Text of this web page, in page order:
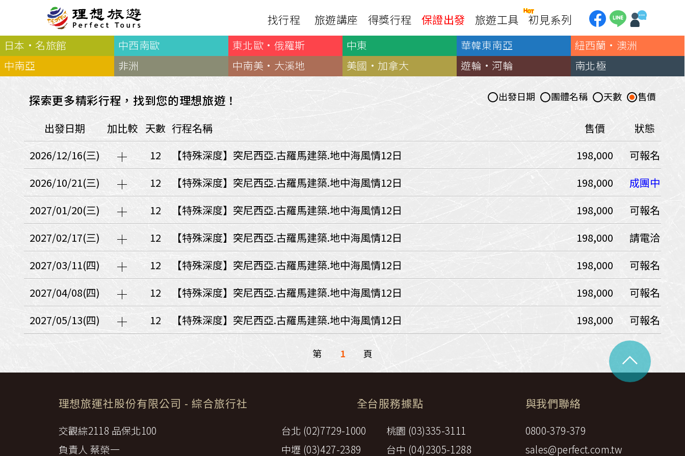
找行程
北歐
羅浮敦群島
芬蘭
瑞典 丹麥
冰島
法羅群島
格陵蘭島
東歐
１６湖國家公園
巴爾幹半島
波蘭‧波羅的海
保加利亞‧羅馬尼亞
捷克
波蘭
匈牙利
斯洛維尼亞
波士尼亞赫塞哥維納
俄羅斯聯邦
西南歐
荷蘭國王節
英愛軍樂節
義大利
西西里島
西班牙
葡萄牙
德國
奧地利
荷蘭
法國 瑞士
英國
愛爾蘭
經典日本
奧入瀨溪
南紀熊野古道
廣島‧四國
北陸
日本名旅館
🍁北海道
🍁新潟‧谷川
🍁四國山陽
🍁伊豆‧演歌天后演唱會
❄️札幌雪祭
🧧山口縣
日本頂級飛鳥-花火節
日本環航
中國
北疆 青藏鐵路
韓國
首爾‧華城
楓紅雪嶽南怡島
非洲
中非９國
西非１８國
馬達加斯加
模里西斯
肯亞
納米比亞
利比亞
摩洛哥
埃及
突尼西亞
中南亞
中亞５國
印度
斯里蘭卡
不丹‧大吉嶺‧喀什米爾
中東
海灣５國
土耳其
沙烏地阿拉伯
阿曼
卡達
大溪地
加東賞楓
加西大環線
美西國家公園
巴西嘉年華
天空之鏡-玻利維亞
兩極會
阿拉斯加
大洋遊輪
迪士尼遊輪
旅遊講座 得獎行程 保證出發 旅遊工具
服務Plus+
會員專區
優惠券回饋
量身訂做
訂單查詢付款
聯絡我們
觀光局Taiwan
表單下載
旅客服務確認單
傳真刷卡單
郵輪國外旅遊定型化契約
國內旅遊定型化契約
出國資訊
護照申辦
各國電壓
駐台觀光單位
國外旅遊警示
銀行優惠
第一銀行刷卡回饋
聯邦銀行刷卡回饋
國泰世華刷卡回饋
中國信託3期/6期
初見系列
日本·名旅館 中西南歐 東北歐·俄羅斯 中東 華韓東南亞
紐西蘭·澳洲
中南亞
非洲 中南美·大溪地 美國·加拿大 遊輪·河輪 南北極
探索更多精彩行程，找到您的理想旅遊！ 售價
天數
團體名稱
出發日期
出發日期 加比較 天數 行程名稱 售價
狀態
2026/12/16(三)
12 可報名
【特殊深度】突尼西亞.古羅馬建築.地中海風情12日
198,000
2026/10/21(三)
12 成團中
【特殊深度】突尼西亞.古羅馬建築.地中海風情12日
198,000
2027/01/20(三)
12 可報名
【特殊深度】突尼西亞.古羅馬建築.地中海風情12日
198,000
2027/02/17(三)
12 請電洽
【特殊深度】突尼西亞.古羅馬建築.地中海風情12日
198,000
2027/03/11(四)
12 可報名
【特殊深度】突尼西亞.古羅馬建築.地中海風情12日
198,000
2027/04/08(四)
12 可報名
【特殊深度】突尼西亞.古羅馬建築.地中海風情12日
198,000
2027/05/13(四)
12 可報名
【特殊深度】突尼西亞.古羅馬建築.地中海風情12日 198,000
第 1 頁
理想旅運社股份有限公司 - 綜合旅行社
交觀綜2118 品保北100
負責人 蔡榮一
全台服務據點
台北 (02)7729-1000
桃園 (03)335-3111
中壢 (03)427-2389
台中 (04)2305-1288
與我們聯絡
0800-379-379
sales@perfect.com.tw
^